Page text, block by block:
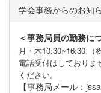
学会事務からのお知
＜事務局員の勤務に
月・木10:30~16:30 （
電話受付はしておりま
ください。
【事務局メール：